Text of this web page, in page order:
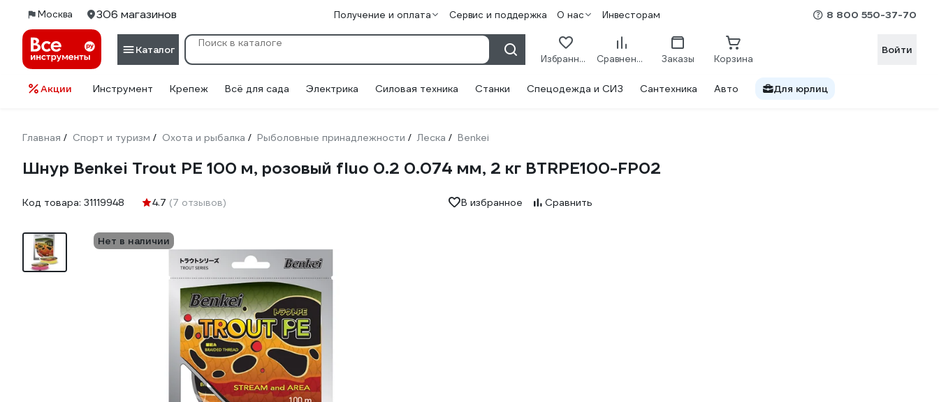
Москва 306 магазинов Получение и оплата Сервис и поддержка О нас Инвесторам 8 800 550-37-70
Каталог
Избранное Сравнение Заказы Корзина
Войти
Акции Инструмент Крепеж Всё для сада Электрика Силовая техника Станки Спецодежда и СИЗ Сантехника Авто Для юрлиц
Главная / Спорт и туризм / Охота и рыбалка / Рыболовные принадлежности / Леска / Benkei
Шнур Benkei Trout PE 100 м, розовый fluo 0.2 0.074 мм, 2 кг BTRPE100-FP02
Код товара: 31119948 4.7 (7 отзывов) В избранное Сравнить
Нет в наличии